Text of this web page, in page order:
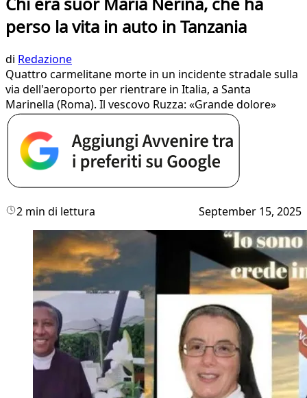
perso la vita in auto in Tanzania
di Redazione
Quattro carmelitane morte in un incidente stradale sulla
via dell'aeroporto per rientrare in Italia, a Santa
Marinella (Roma). Il vescovo Ruzza: «Grande dolore»
2 min di lettura September 15, 2025